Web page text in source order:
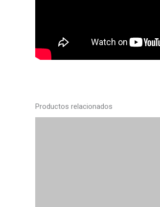
Productos relacionados